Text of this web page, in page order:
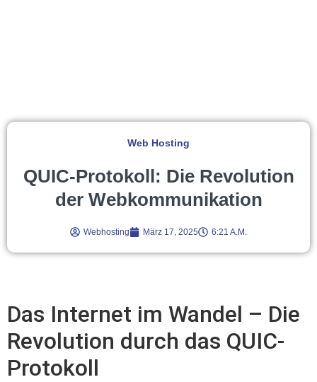
Web Hosting
QUIC-Protokoll: Die Revolution
der Webkommunikation
Webhosting März 17, 2025 6:21 A.m.
Das Internet im Wandel – Die
Revolution durch das QUIC-
Protokoll